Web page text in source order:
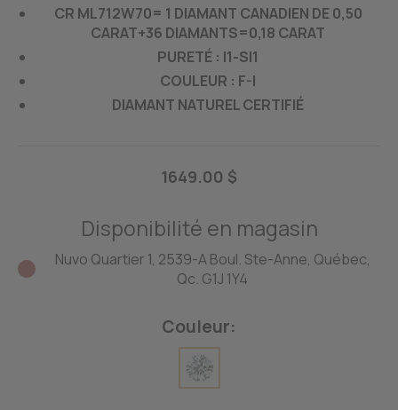
CR ML712W70= 1 DIAMANT CANADIEN DE 0,50
CARAT+36 DIAMANTS=0,18 CARAT
PURETÉ : I1-SI1
COULEUR : F-I
DIAMANT NATUREL CERTIFIÉ
1649.00 $
Disponibilité en magasin
Nuvo Quartier 1, 2539-A Boul. Ste-Anne, Québec,
Qc. G1J 1Y4
Couleur: